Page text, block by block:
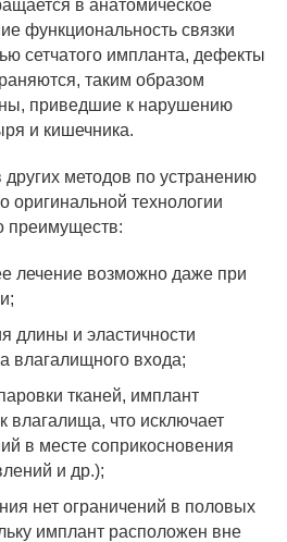
в анатомическое
функциональность связки
сетчатого импланта, дефекты
таким образом
приведшие к нарушению
и кишечника.
других методов по устранению
оригинальной технологии
преимуществ:
лечение возможно даже при
длины и эластичности
влагалищного входа;
тканей, имплант
влагалища, что исключает
в месте соприкосновения
и др.);
нет ограничений в половых
имплант расположен вне